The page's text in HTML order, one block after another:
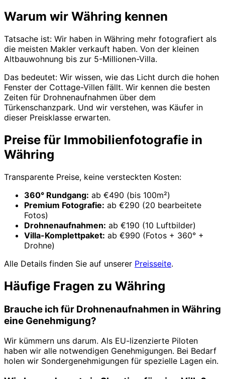
Warum wir Währing kennen
Tatsache ist: Wir haben in Währing mehr fotografiert als
die meisten Makler verkauft haben. Von der kleinen
Altbauwohnung bis zur 5-Millionen-Villa.
Das bedeutet: Wir wissen, wie das Licht durch die hohen
Fenster der Cottage-Villen fällt. Wir kennen die besten
Zeiten für Drohnenaufnahmen über dem
Türkenschanzpark. Und wir verstehen, was Käufer in
dieser Preisklasse erwarten.
Preise für Immobilienfotografie in
Währing
Transparente Preise, keine versteckten Kosten:
360° Rundgang: ab €490 (bis 100m²)
Premium Fotografie: ab €290 (20 bearbeitete
Fotos)
Drohnenaufnahmen: ab €190 (10 Luftbilder)
Villa-Komplettpaket: ab €990 (Fotos + 360° +
Drohne)
Alle Details finden Sie auf unserer Preisseite.
Häufige Fragen zu Währing
Brauche ich für Drohnenaufnahmen in Währing
eine Genehmigung?
Wir kümmern uns darum. Als EU-lizenzierte Piloten
haben wir alle notwendigen Genehmigungen. Bei Bedarf
holen wir Sondergenehmigungen für spezielle Lagen ein.